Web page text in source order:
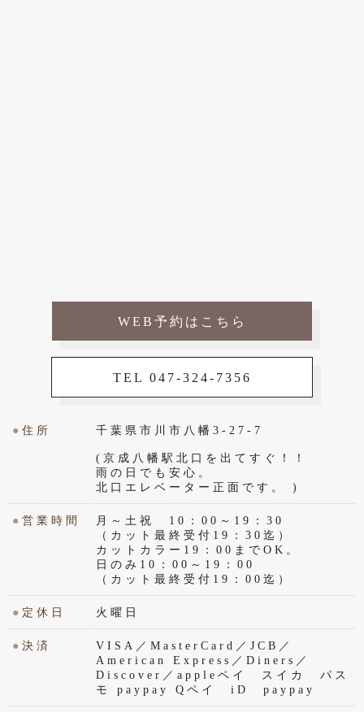
WEB予約はこちら
TEL 047-324-7356
●住所 千葉県市川市八幡3-27-7
(京成八幡駅北口を出てすぐ！！
雨の日でも安心。
北口エレベーター正面です。 )
●営業時間
月～土祝 10：00～19：30
（カット最終受付19：30迄）
カットカラー19：00までOK。
日のみ10：00～19：00
（カット最終受付19：00迄）
● 定休日 火曜日
●決済
VISA／MasterCard／JCB／
American Express／Diners／
Discover／appleペイ スイカ パス
モ paypay Qペイ iD paypay